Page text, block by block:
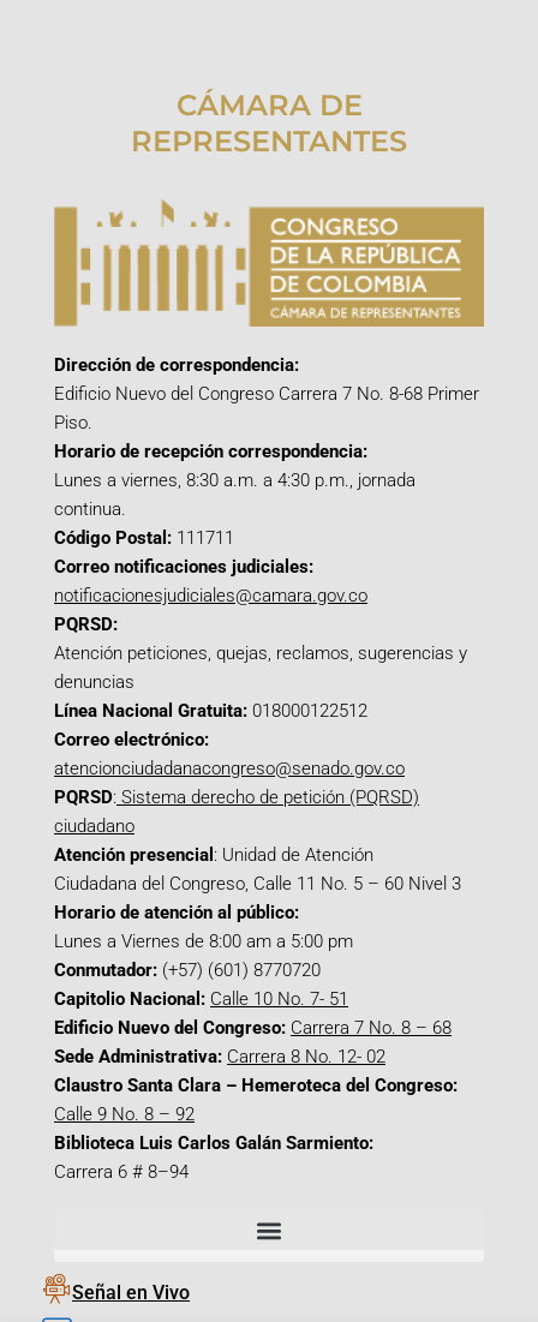
CÁMARA DE
REPRESENTANTES
Dirección de correspondencia:
Edificio Nuevo del Congreso Carrera 7 No. 8-68 Primer
Piso.
Horario de recepción correspondencia:
Lunes a viernes, 8:30 a.m. a 4:30 p.m., jornada
continua.
Código Postal: 111711
Correo notificaciones judiciales:
notificacionesjudiciales@camara.gov.co
PQRSD:
Atención peticiones, quejas, reclamos, sugerencias y
denuncias
Línea Nacional Gratuita: 018000122512
Correo electrónico:
atencionciudadanacongreso@senado.gov.co
PQRSD: Sistema derecho de petición (PQRSD)
ciudadano
Atención presencial : Unidad de Atención
Ciudadana del Congreso, Calle 11 No. 5 – 60 Nivel 3
Horario de atención al público:
Lunes a Viernes de 8:00 am a 5:00 pm
Conmutador: (+57) (601) 8770720
Capitolio Nacional: Calle 10 No. 7- 51
Edificio Nuevo del Congreso: Carrera 7 No. 8 – 68
Sede Administrativa: Carrera 8 No. 12- 02
Claustro Santa Clara – Hemeroteca del Congreso:
Calle 9 No. 8 – 92
Biblioteca Luis Carlos Galán Sarmiento:
Carrera 6 # 8–94
Señal en Vivo